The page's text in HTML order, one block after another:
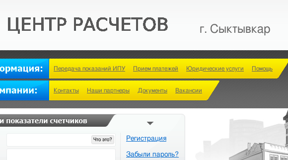
г. Сыктывкар
Контакты Наши партнеры Документы Вакансии
Передача показаний ИПУ Прием платежей Юридические услуги Помощь
Что это? Регистрация
Забыли пароль?